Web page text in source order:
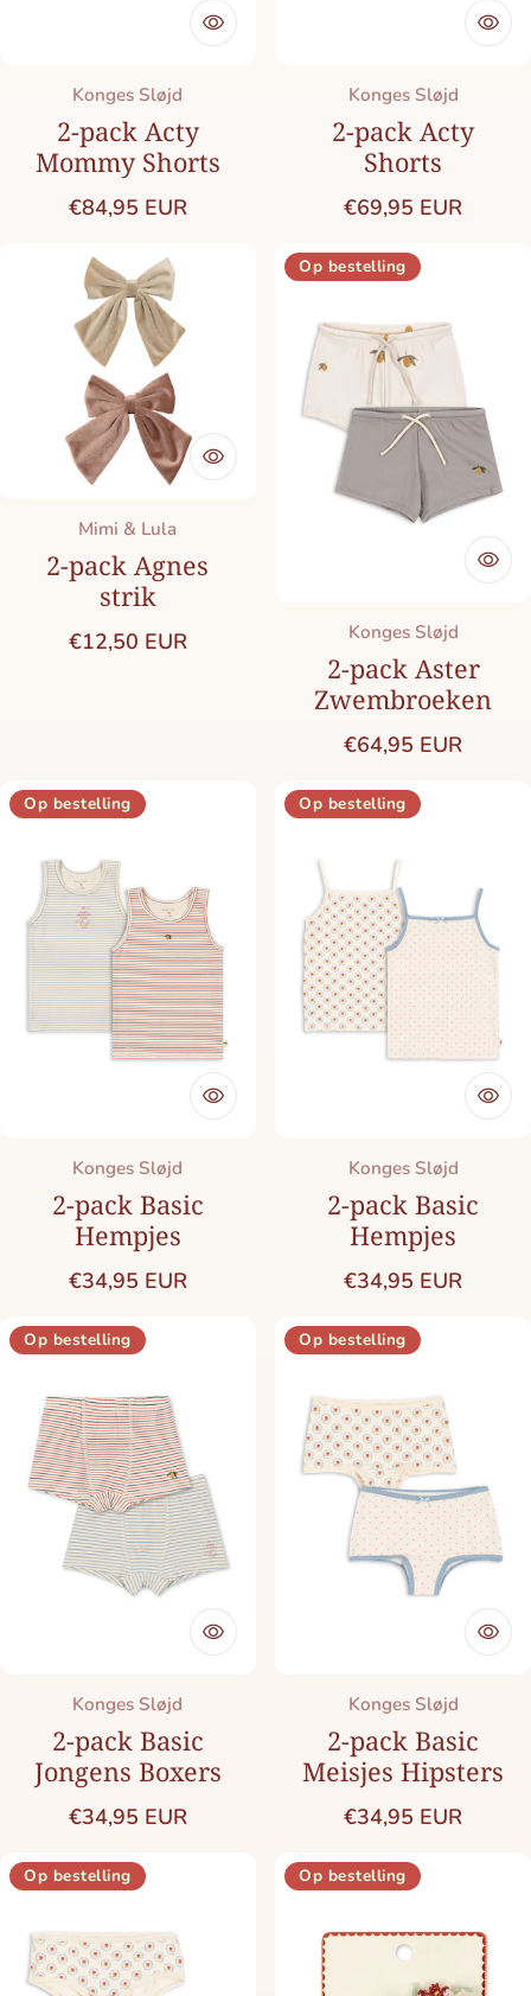
Merk:
Konges Sløjd
2-pack Acty
Mommy Shorts
Normale prijs
€84,95 EUR
Merk:
Konges Sløjd
2-pack Acty
Shorts
Normale prijs
€69,95 EUR
Merk:
Mimi & Lula
2-pack Agnes
strik
Normale prijs
€12,50 EUR
Op bestelling
Merk:
Konges Sløjd
2-pack Aster
Zwembroeken
Normale prijs
€64,95 EUR
Op bestelling
Merk:
Konges Sløjd
2-pack Basic
Hempjes
Normale prijs
€34,95 EUR
Op bestelling
Merk:
Konges Sløjd
2-pack Basic
Hempjes
Normale prijs
€34,95 EUR
Op bestelling
Merk:
Konges Sløjd
2-pack Basic
Jongens Boxers
Normale prijs
€34,95 EUR
Op bestelling
Merk:
Konges Sløjd
2-pack Basic
Meisjes Hipsters
Normale prijs
€34,95 EUR
Op bestelling Op bestelling